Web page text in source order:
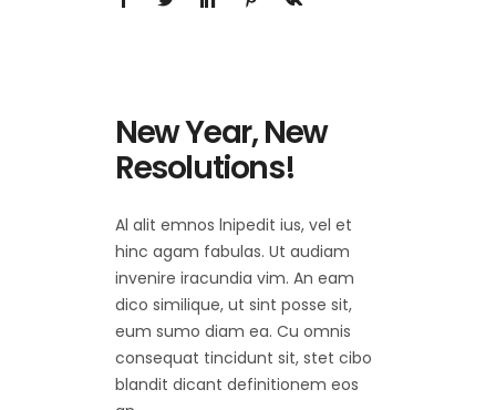
New Year, New
Resolutions!
Al alit emnos lnipedit ius, vel et
hinc agam fabulas. Ut audiam
invenire iracundia vim. An eam
dico similique, ut sint posse sit,
eum sumo diam ea. Cu omnis
consequat tincidunt sit, stet cibo
blandit dicant definitionem eos